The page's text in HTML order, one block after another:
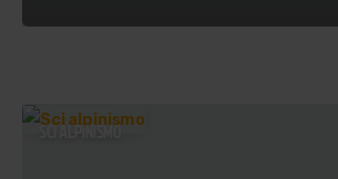
SCI ALPINISMO